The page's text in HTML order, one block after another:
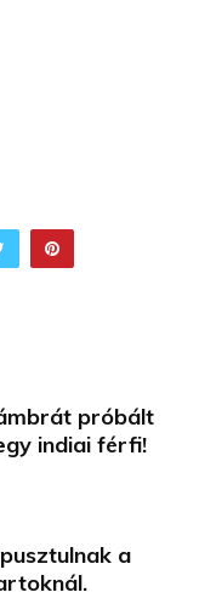
próbált
indiai férfi!
a